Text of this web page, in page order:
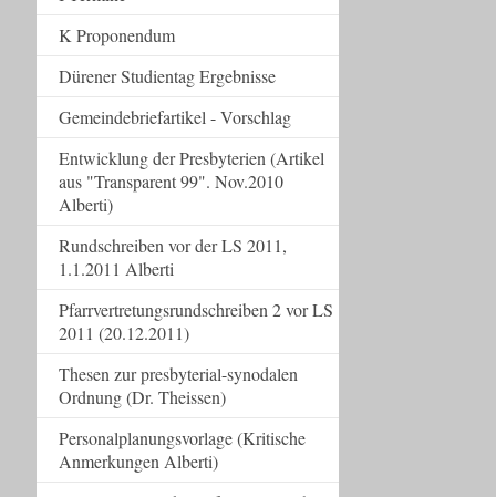
K Proponendum
Dürener Studientag Ergebnisse
Gemeindebriefartikel - Vorschlag
Entwicklung der Presbyterien (Artikel
aus "Transparent 99". Nov.2010
Alberti)
Rundschreiben vor der LS 2011,
1.1.2011 Alberti
Pfarrvertretungsrundschreiben 2 vor LS
2011 (20.12.2011)
Thesen zur presbyterial-synodalen
Ordnung (Dr. Theissen)
Personalplanungsvorlage (Kritische
Anmerkungen Alberti)